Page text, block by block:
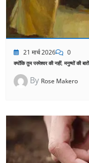
21 मार्च 2026 0
क्योंकि तुम परमेश्वर की नहीं, मनुष्यों की
By Rose Makero